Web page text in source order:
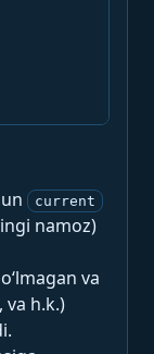
current
namoz)
va
, va h.k.)